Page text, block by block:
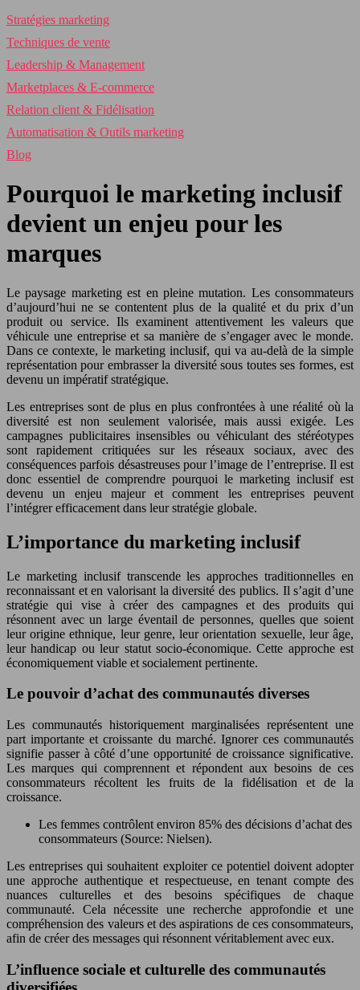
Stratégies marketing
Techniques de vente
Leadership & Management
Marketplaces & E-commerce
Relation client & Fidélisation
Automatisation & Outils marketing
Blog
Pourquoi le marketing inclusif
devient un enjeu pour les
marques
Le paysage marketing est en pleine mutation. Les consommateurs
d’aujourd’hui ne se contentent plus de la qualité et du prix d’un
produit ou service. Ils examinent attentivement les valeurs que
véhicule une entreprise et sa manière de s’engager avec le monde.
Dans ce contexte, le marketing inclusif, qui va au-delà de la simple
représentation pour embrasser la diversité sous toutes ses formes, est
devenu un impératif stratégique.
Les entreprises sont de plus en plus confrontées à une réalité où la
diversité est non seulement valorisée, mais aussi exigée. Les
campagnes publicitaires insensibles ou véhiculant des stéréotypes
sont rapidement critiquées sur les réseaux sociaux, avec des
conséquences parfois désastreuses pour l’image de l’entreprise. Il est
donc essentiel de comprendre pourquoi le marketing inclusif est
devenu un enjeu majeur et comment les entreprises peuvent
l’intégrer efficacement dans leur stratégie globale.
L’importance du marketing inclusif
Le marketing inclusif transcende les approches traditionnelles en
reconnaissant et en valorisant la diversité des publics. Il s’agit d’une
stratégie qui vise à créer des campagnes et des produits qui
résonnent avec un large éventail de personnes, quelles que soient
leur origine ethnique, leur genre, leur orientation sexuelle, leur âge,
leur handicap ou leur statut socio-économique. Cette approche est
économiquement viable et socialement pertinente.
Le pouvoir d’achat des communautés diverses
Les communautés historiquement marginalisées représentent une
part importante et croissante du marché. Ignorer ces communautés
signifie passer à côté d’une opportunité de croissance significative.
Les marques qui comprennent et répondent aux besoins de ces
consommateurs récoltent les fruits de la fidélisation et de la
croissance.
Les femmes contrôlent environ 85% des décisions d’achat des
consommateurs (Source: Nielsen).
Les entreprises qui souhaitent exploiter ce potentiel doivent adopter
une approche authentique et respectueuse, en tenant compte des
nuances culturelles et des besoins spécifiques de chaque
communauté. Cela nécessite une recherche approfondie et une
compréhension des valeurs et des aspirations de ces consommateurs,
afin de créer des messages qui résonnent véritablement avec eux.
L’influence sociale et culturelle des communautés